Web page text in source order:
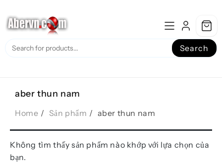
to
content
Search
aber thun nam
Home Sản phẩm aber thun nam
Không tìm thấy sản phẩm nào khớp với lựa chọn của
bạn.